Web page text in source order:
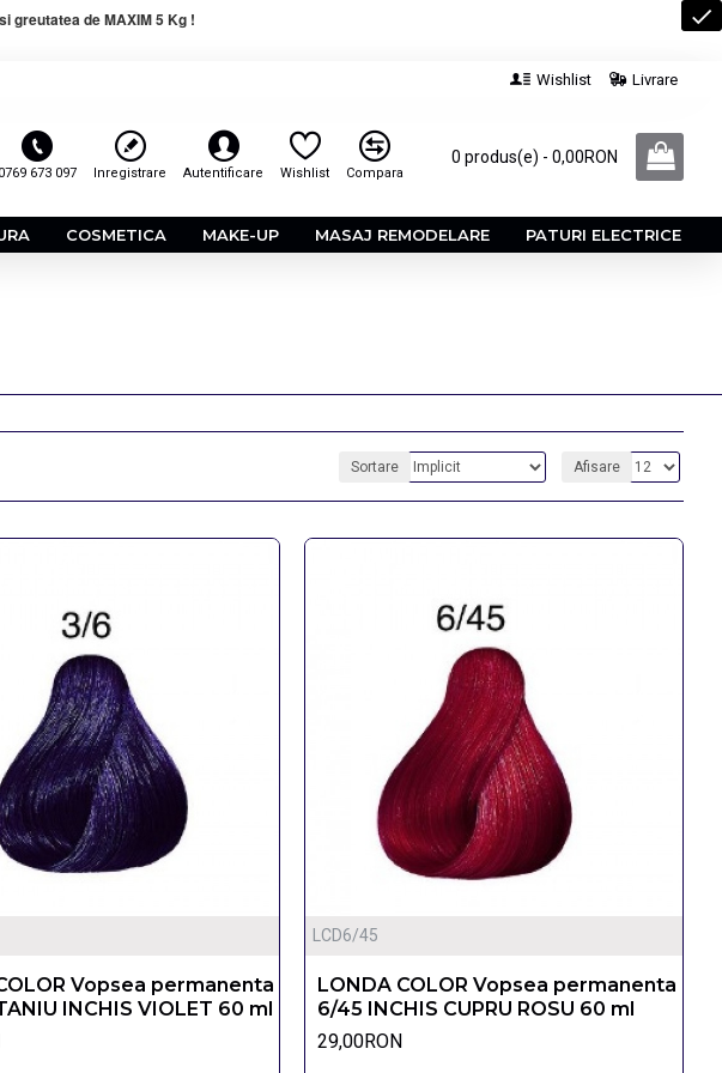
greutatea de MAXIM 5 Kg !
Wishlist Livrare
0769 673 097 Inregistrare Autentificare Wishlist Compara
0 produs(e) - 0,00RON
COSMETICA MAKE-UP MASAJ REMODELARE PATURI ELECTRICE
Sortare Afisare
Vopsea permanenta
INCHIS VIOLET 60 ml
LCD6/45
LONDA COLOR Vopsea permanenta
6/45 INCHIS CUPRU ROSU 60 ml
29,00RON